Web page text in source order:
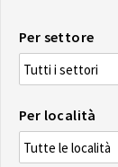
Per settore
Per località